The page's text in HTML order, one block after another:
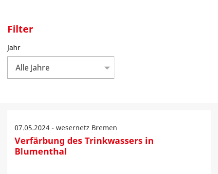
Filter
Jahr
Alle Jahre
07.05.2024 - wesernetz Bremen
Verfärbung des Trinkwassers in
Blumenthal